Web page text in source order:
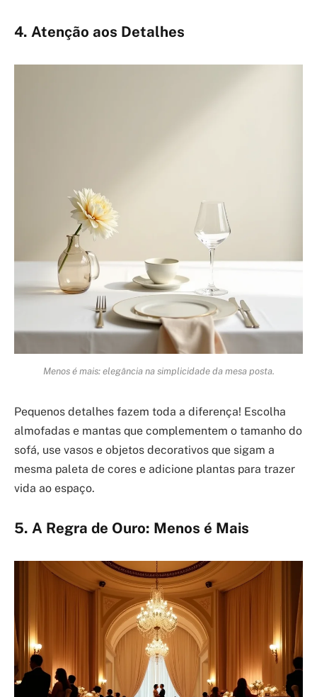
4. Atenção aos Detalhes
Menos é mais: elegância na simplicidade da mesa posta.
Pequenos detalhes fazem toda a diferença! Escolha
almofadas e mantas que complementem o tamanho do
sofá, use vasos e objetos decorativos que sigam a
mesma paleta de cores e adicione plantas para trazer
vida ao espaço.
5. A Regra de Ouro: Menos é Mais